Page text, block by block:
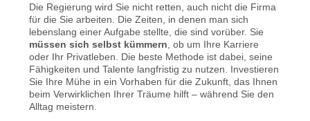
Die Regierung wird Sie nicht retten, auch nicht die Firma
für die Sie arbeiten. Die Zeiten, in denen man sich
lebenslang einer Aufgabe stellte, die sind vorüber. Sie
müssen sich selbst kümmern , ob um Ihre Karriere
oder Ihr Privatleben. Die beste Methode ist dabei, seine
Fähigkeiten und Talente langfristig zu nutzen. Investieren
Sie Ihre Mühe in ein Vorhaben für die Zukunft, das Ihnen
beim Verwirklichen Ihrer Träume hilft – während Sie den
Alltag meistern.